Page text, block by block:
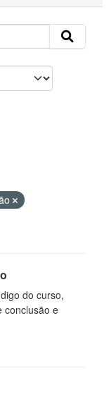
do curso,
conclusão e